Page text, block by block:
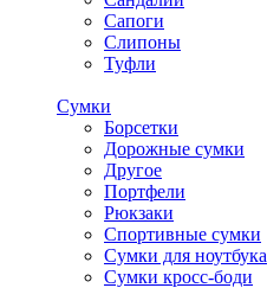
Сапоги
Слипоны
Туфли
Сумки
Борсетки
Дорожные сумки
Другое
Портфели
Рюкзаки
Спортивные сумки
Сумки для ноутбука
Сумки кросс-боди